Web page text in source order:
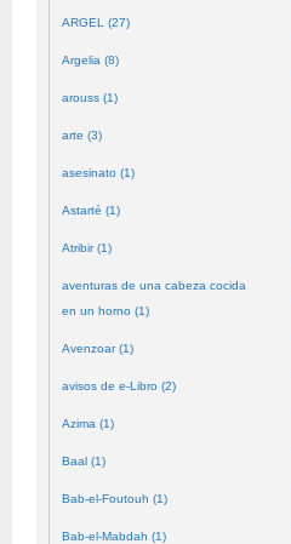
ARGEL (27)
Argelia (8)
arouss (1)
arte (3)
asesinato (1)
Astarté (1)
Atribir (1)
aventuras de una cabeza cocida
en un horno (1)
Avenzoar (1)
avisos de e-Libro (2)
Azima (1)
Baal (1)
Bab-el-Foutouh (1)
Bab-el-Mabdah (1)